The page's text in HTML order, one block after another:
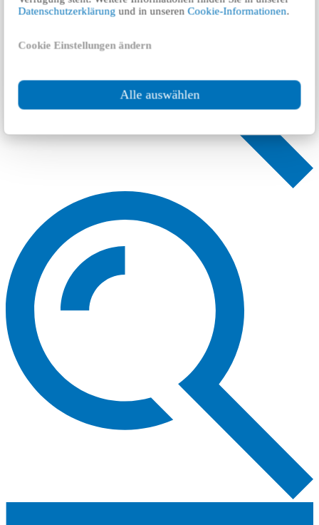
Datenschutzerklärung und in unserenCookie-Informationen.
Cookie Einstellungen ändern
Alle auswählen